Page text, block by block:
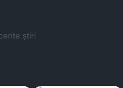
știri